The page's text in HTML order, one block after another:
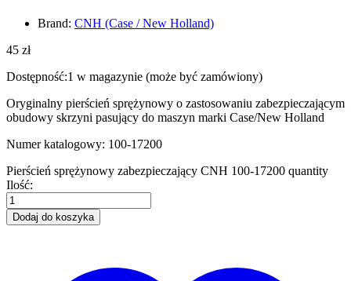
Brand: CNH (Case / New Holland)
45 zł
Dostępność:1 w magazynie (może być zamówiony)
Oryginalny pierścień sprężynowy o zastosowaniu zabezpieczającym
obudowy skrzyni pasujący do maszyn marki Case/New Holland
Numer katalogowy: 100-17200
Pierścień sprężynowy zabezpieczający CNH 100-17200 quantity
Ilość:
Dodaj do koszyka